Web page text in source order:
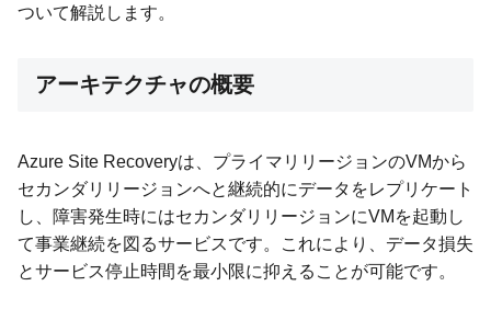
ついて解説します。
アーキテクチャの概要
Azure Site Recoveryは、プライマリリージョンのVMから
セカンダリリージョンへと継続的にデータをレプリケート
し、障害発生時にはセカンダリリージョンにVMを起動し
て事業継続を図るサービスです。これにより、データ損失
とサービス停止時間を最小限に抑えることが可能です。